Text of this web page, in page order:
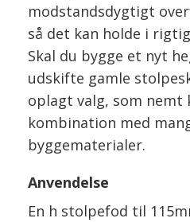
modstandsdygtigt
så det kan holde i
Skal du bygge et nyt
udskifte gamle
oplagt valg, som nemt
kombination med
byggematerialer.
Anvendelse
En h stolpefod til